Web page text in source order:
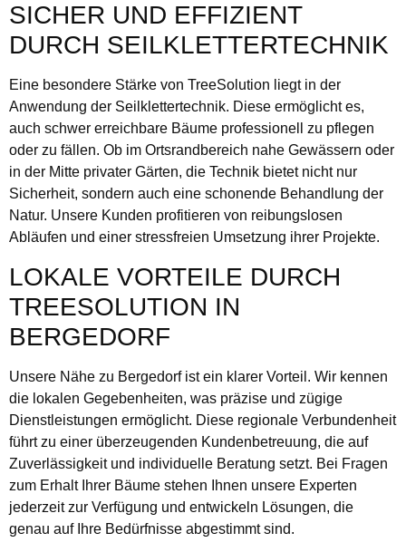
SICHER UND EFFIZIENT
DURCH SEILKLETTERTECHNIK
Eine besondere Stärke von TreeSolution liegt in der
Anwendung der Seilklettertechnik. Diese ermöglicht es,
auch schwer erreichbare Bäume professionell zu pflegen
oder zu fällen. Ob im Ortsrandbereich nahe Gewässern oder
in der Mitte privater Gärten, die Technik bietet nicht nur
Sicherheit, sondern auch eine schonende Behandlung der
Natur. Unsere Kunden profitieren von reibungslosen
Abläufen und einer stressfreien Umsetzung ihrer Projekte.
LOKALE VORTEILE DURCH
TREESOLUTION IN
BERGEDORF
Unsere Nähe zu Bergedorf ist ein klarer Vorteil. Wir kennen
die lokalen Gegebenheiten, was präzise und zügige
Dienstleistungen ermöglicht. Diese regionale Verbundenheit
führt zu einer überzeugenden Kundenbetreuung, die auf
Zuverlässigkeit und individuelle Beratung setzt. Bei Fragen
zum Erhalt Ihrer Bäume stehen Ihnen unsere Experten
jederzeit zur Verfügung und entwickeln Lösungen, die
genau auf Ihre Bedürfnisse abgestimmt sind.